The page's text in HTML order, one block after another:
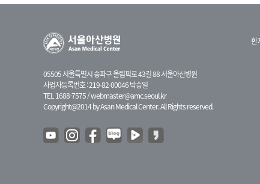
05505 서울특별시 송파구 올림픽로 43길 88 서울아산병원
사업자등록번호 : 219-82-00046 박승일
TEL 1688-7575 /webmaster@amc.seoul.kr
Copyright@2014 by Asan Medical Center. All Rights reserved.
환